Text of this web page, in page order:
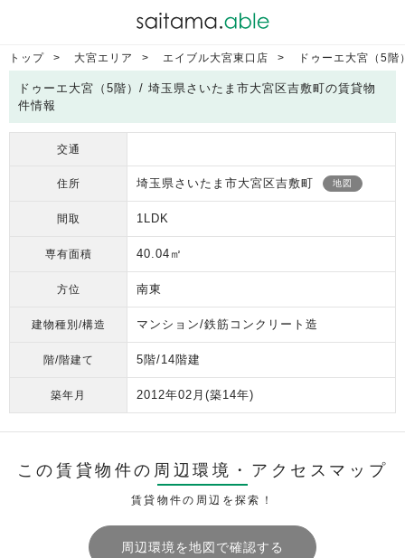
トップ 大宮エリア エイブル大宮東口店 ドゥーエ大宮（5階
ドゥーエ大宮（5階）/ 埼玉県さいたま市大宮区吉敷町の賃貸物
件情報
交通
住所 埼玉県さいたま市大宮区吉敷町 地図
間取 1LDK
専有面積 40.04㎡
方位 南東
建物種別/構造 マンション/鉄筋コンクリート造
階/階建て 5階/14階建
築年月 2012年02月 (築14年)
この賃貸物件の周辺環境・ アクセスマップ
賃貸物件の周辺を探索！
周辺環境を地図で確認する